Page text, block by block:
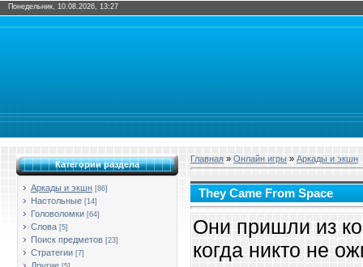
Понедельник, 10.08.2026, 13:27
Категории раздела
Аркады и экшн [86]
Настольные [14]
Головоломки [64]
Слова [5]
Поиск предметов [23]
Стратегии [7]
Главная » Онлайн игры » Аркады и экшн
They Came From Space
Они пришли из
когда никто не